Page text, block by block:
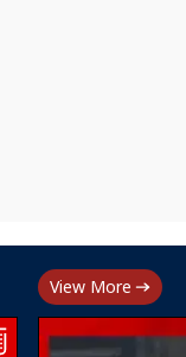
View More